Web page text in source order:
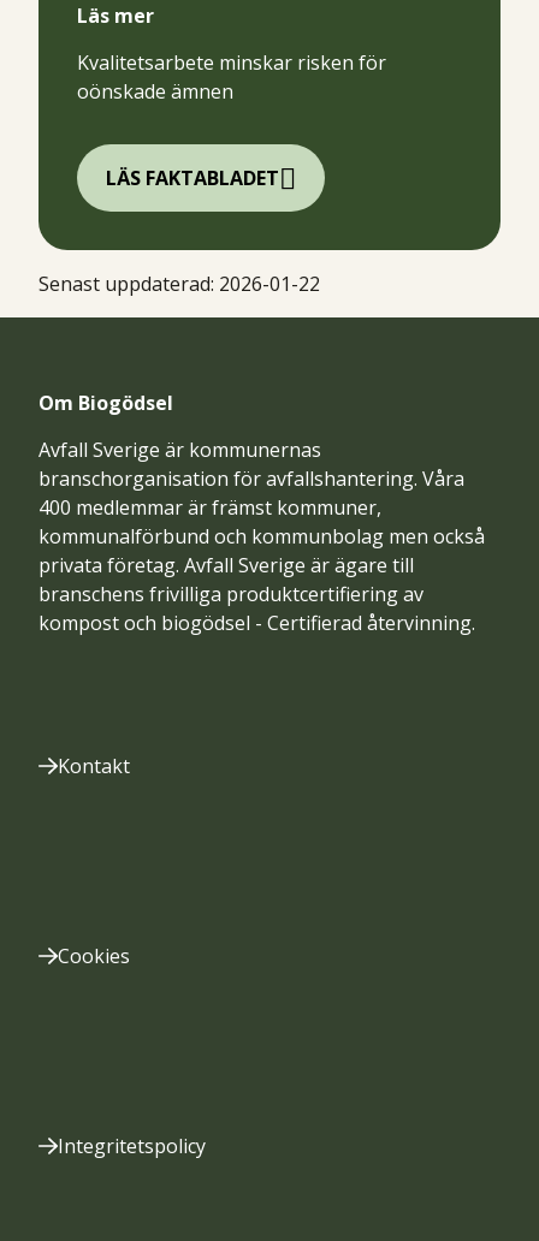
Läs mer
Kvalitetsarbete minskar risken för
oönskade ämnen
LÄS FAKTABLADET
Senast uppdaterad: 2026-01-22
Om Biogödsel
Avfall Sverige är kommunernas
branschorganisation för avfallshantering. Våra
400 medlemmar är främst kommuner,
kommunalförbund och kommunbolag men också
privata företag. Avfall Sverige är ägare till
branschens frivilliga produktcertifiering av
kompost och biogödsel - Certifierad återvinning.
Kontakt
Cookies
Integritetspolicy